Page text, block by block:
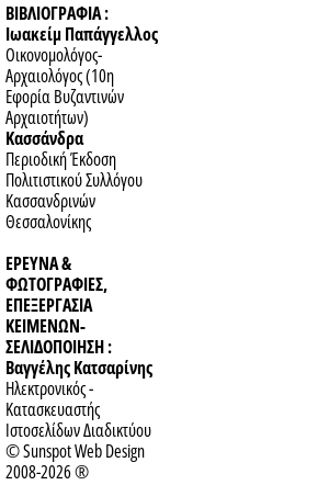
ΒΙΒΛΙΟΓΡΑΦΙΑ :
Ιωακείμ Παπάγγελλος
Οικονομολόγος-
Αρχαιολόγος (10η
Εφορία Βυζαντινών
Αρχαιοτήτων)
Kασσάνδρα
Περιοδική Έκδοση
Πολιτιστικού Συλλόγου
Κασσανδρινών
Θεσσαλονίκης
ΕΡΕΥΝΑ &
ΦΩΤΟΓΡΑΦΙΕΣ,
ΕΠΕΞΕΡΓΑΣΙΑ
ΚΕΙΜΕΝΩΝ-
ΣΕΛΙΔΟΠΟΙΗΣΗ :
Βαγγέλης Κατσαρίνης
Ηλεκτρονικός -
Κατασκευαστής
Ιστοσελίδων Διαδικτύου
© Sunspot Web Design
2008-2026 ®